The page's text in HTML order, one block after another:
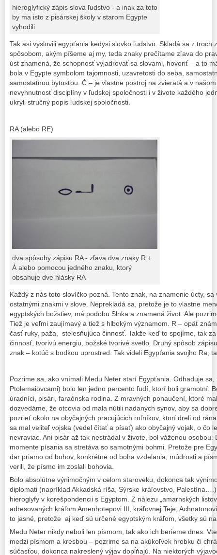
hieroglyfický zápis slova ľudstvo - a inak za toto
by ma isto z pisárskej školy v starom Egypte
vyhodili
Tak asi vyslovili egypťania kedysi slovko ľudstvo. Skladá sa z troch
spôsobom, akým píšeme aj my, teda znaky prečítame zľava do
úst znamená, že schopnosť vyjadrovať sa slovami, hovoriť – a to
bola v Egypte symbolom tajomnosti, uzavretosti do seba,
samostatnou bytosťou. Č – je vlastne postroj na zvieratá a v
nevyhnutnosť disciplíny v ľudskej spoločnosti i v živote každého
ukryli stručný popis ľudskej spoločnosti.
RA (alebo RE)
dva spôsoby zápisu RA - zľava dva znaky R +
Á alebo pomocou jedného znaku, ktorý
obsahuje dve hlásky RA
Každý z nás toto slovíčko pozná. Tento znak, na znamenie úcty,
ostatnými znakmi v slove. Neprekladá sa, pretože je to vlastne
egyptských božstiev, má podobu Slnka a znamená život. Ale
Tiež je veľmi zaujímavý a tiež s hlbokým významom. R – opäť
časť ruky, paža, stelesňujúca činnosť. Takže keď to spojíme, tak
činnosť, tvorivú energiu, božské tvorivé svetlo. Druhý spôsob
znak – kotúč s bodkou uprostred. Tak videli Egypťania svojho Ra,
Pozrime sa, ako vnímali Medu Neter starí Egypťania. Odhaduje
Ptolemaiovcami) bolo len jedno percento ľudí, ktorí boli gramotní.
úradníci, pisári, faraónska rodina. Z mravných ponaučení, ktoré
dozvedáme, že otcovia od mala nútili nadaných synov, aby sa
pozrieť okolo na obyčajných pracujúcich roľníkov, ktorí dreli od
sa mal veliteľ vojska (vedel čítať a písať) ako obyčajný vojak, o čo
nevraviac. Ani pisár až tak nestrádal v živote, bol váženou
momente písania sa stretáva so samotnými bohmi. Pretože pre
dar priamo od bohov, konkrétne od boha vzdelania, múdrosti a
verili, že písmo im zoslali bohovia.
Bolo absolútne výnimočným v celom staroveku, dokonca tak
diplomati (napríklad Akkadská ríša, Sýrske kráľovstvo,
hieroglyfy v korešpondencii s Egyptom. Z nálezu „amarnských
adresovaných kráľom Amenhotepovi III, kráľovnej Teje,
to jasné, pretože aj keď sú určené egyptským kráľom, všetky sú
Medu Neter nikdy neboli len písmom, tak ako ich berieme dnes.
medzi písmom a kresbou – pozrime sa na akúkoľvek hrobku či
súčasťou, dokonca nakreslený výjav dopĺňajú. Na niektorých